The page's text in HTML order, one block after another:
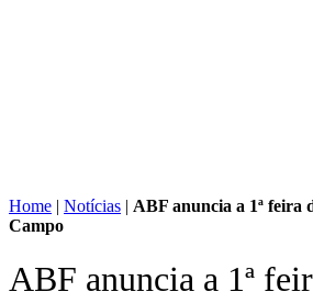
Home | Notícias | ABF anuncia a 1ª feira
Campo
ABF anuncia a 1ª